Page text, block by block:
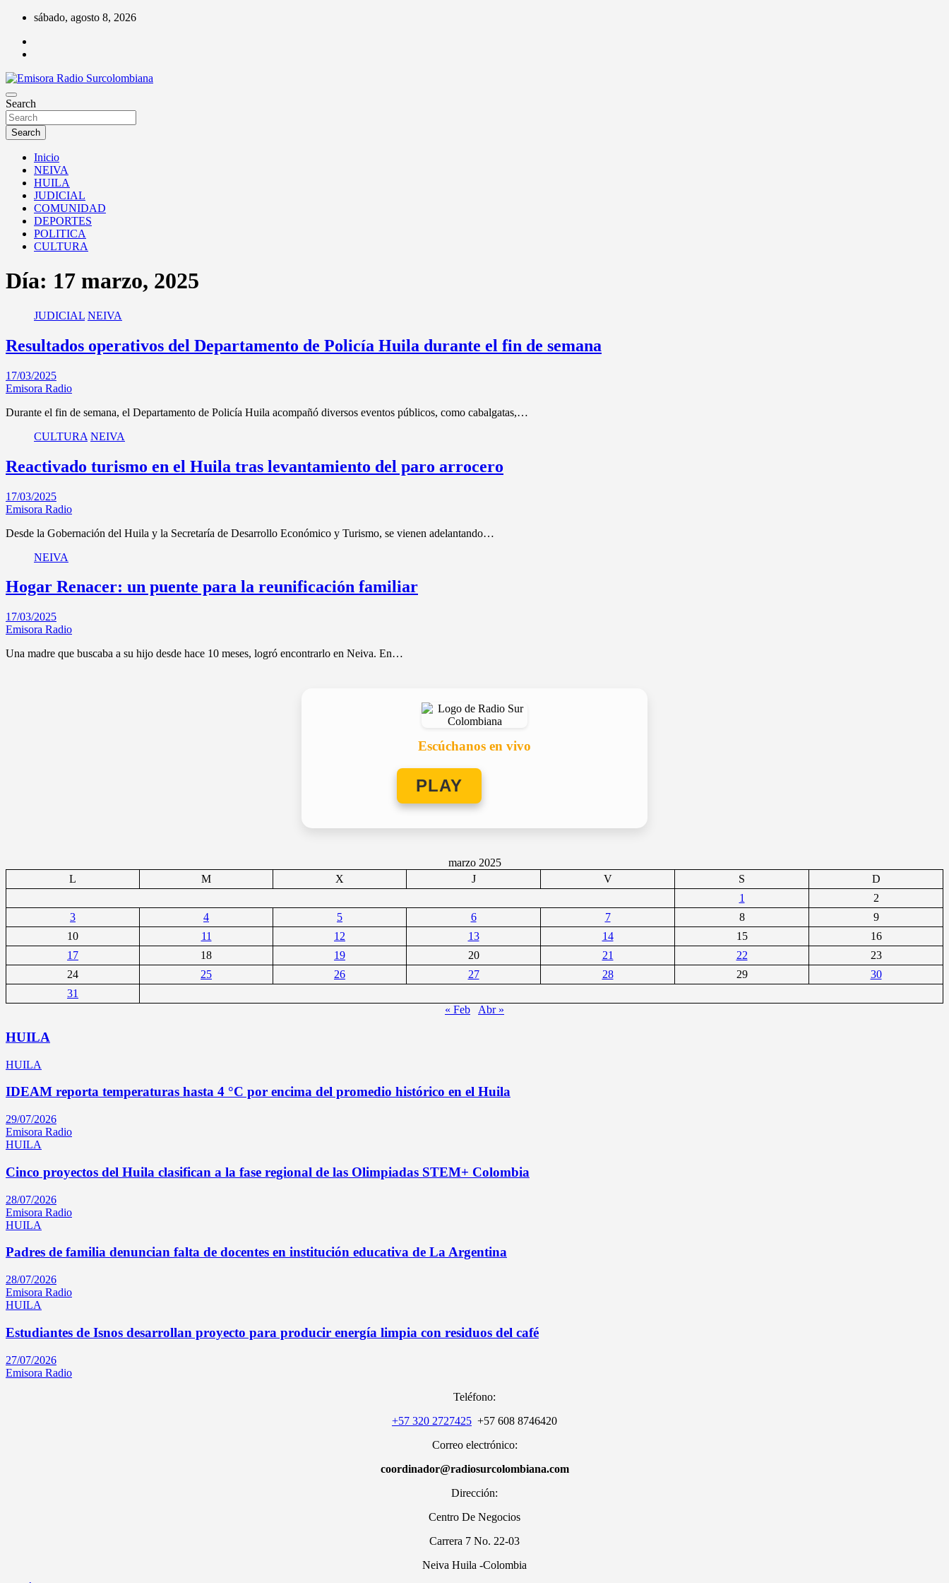
Skip
content
sábado, agosto 8, 2026
Emisora Radio Surcolombiana
Radio Surcolombiana 1060 AM Neiva Huila Colombia
Search
Search
Inicio
NEIVA
HUILA
JUDICIAL
COMUNIDAD
DEPORTES
POLITICA
CULTURA
Día: 17 marzo, 2025
JUDICIAL NEIVA
Resultados operativos del Departamento de Policía Huila durante el fin de semana
17/03/2025
Emisora Radio
Durante el fin de semana, el Departamento de Policía Huila acompañó diversos eventos públicos, como cabalgatas,…
CULTURA NEIVA
Reactivado turismo en el Huila tras levantamiento del paro arrocero
17/03/2025
Emisora Radio
Desde la Gobernación del Huila y la Secretaría de Desarrollo Económico y Turismo, se vienen adelantando…
NEIVA
Hogar Renacer: un puente para la reunificación familiar
17/03/2025
Emisora Radio
Una madre que buscaba a su hijo desde hace 10 meses, logró encontrarlo en Neiva. En…
Escúchanos en vivo
PLAY
marzo 2025
L
M X J V S
D
1
2
3
4 5 6 7 8
9
10
11 12 13 14 15
16
17
18 19 20 21 22
23
24
25 26 27 28 29
30
31
« Feb
Abr »
HUILA
HUILA
IDEAM reporta temperaturas hasta 4 °C por encima del promedio histórico en el Huila
29/07/2026
Emisora Radio
HUILA
Cinco proyectos del Huila clasifican a la fase regional de las Olimpiadas STEM+ Colombia
28/07/2026
Emisora Radio
HUILA
Padres de familia denuncian falta de docentes en institución educativa de La Argentina
28/07/2026
Emisora Radio
HUILA
Estudiantes de Isnos desarrollan proyecto para producir energía limpia con residuos del café
27/07/2026
Emisora Radio
Teléfono:
+57 320 2727425 +57 608 8746420
Correo electrónico:
coordinador@radiosurcolombiana.com
Dirección:
Centro De Negocios
Carrera 7 No. 22-03
Neiva Huila -Colombia